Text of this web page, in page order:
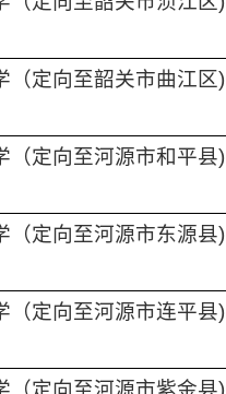
（定向至韶关市曲江区)
（定向至河源市和平县)
（定向至河源市东源县)
（定向至河源市连平县)
（定向至河源市紫金县)